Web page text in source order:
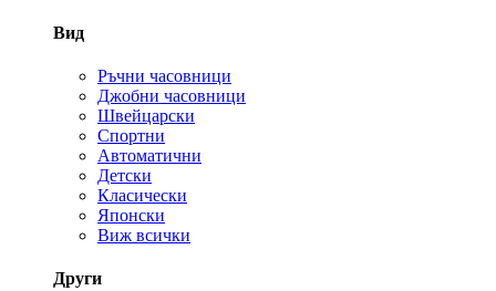
Вид
Ръчни часовници
Джобни часовници
Швейцарски
Спортни
Автоматични
Детски
Класически
Японски
Виж всички
Други